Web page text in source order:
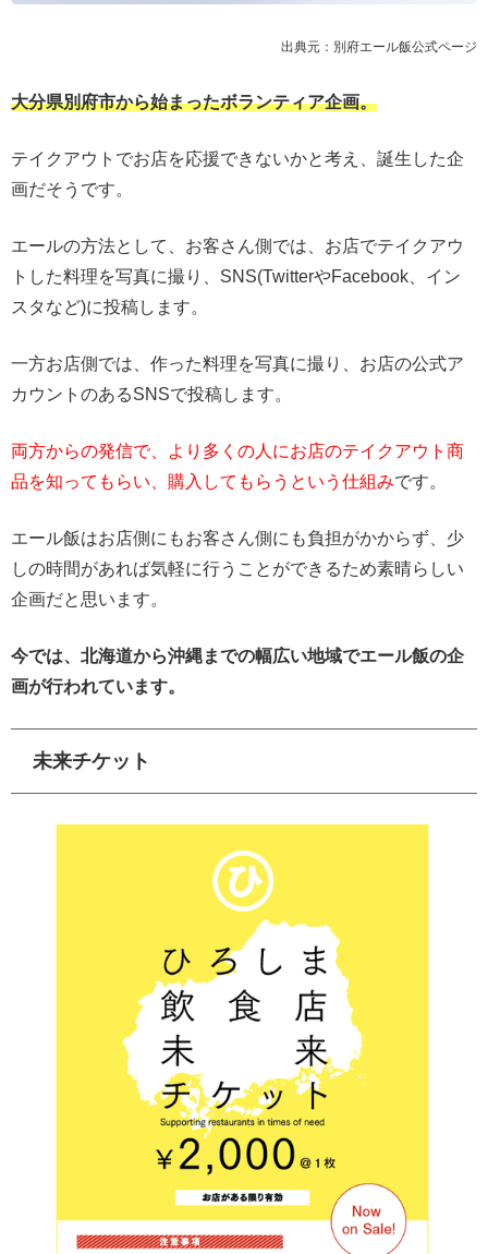
出典元：別府エール飯公式ページ
大分県別府市から始まったボランティア企画。
テイクアウトでお店を応援できないかと考え、誕生した企
画だそうです。
エールの方法として、お客さん側では、お店でテイクアウ
トした料理を写真に撮り、SNS(TwitterやFacebook、イン
スタなど)に投稿します。
一方お店側では、作った料理を写真に撮り、お店の公式ア
カウントのあるSNSで投稿します。
両方からの発信で、より多くの人にお店のテイクアウト商
品を知ってもらい、購入してもらうという仕組みです。
エール飯はお店側にもお客さん側にも負担がかからず、少
しの時間があれば気軽に行うことができるため素晴らしい
企画だと思います。
今では、北海道から沖縄までの幅広い地域でエール飯の企
画が行われています。
未来チケット